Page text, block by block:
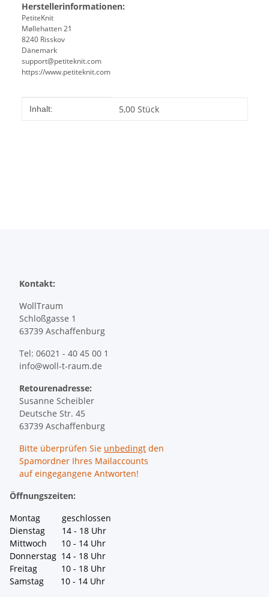
Herstellerinformationen:
PetiteKnit
Møllehatten 21
8240 Risskov
Dänemark
support@petiteknit.com
https://www.petiteknit.com
Produkteigenschaft
Wert
Inhalt: 5,00 Stück
Kontakt:
WollTraum
Schloßgasse 1
63739 Aschaffenburg
Tel: 06021 - 40 45 00 1
info@woll-t-raum.de
Retourenadresse:
Susanne Scheibler
Deutsche Str. 45
63739 Aschaffenburg
Bitte überprüfen Sie unbedingt den
Spamordner Ihres Mailaccounts
auf eingegangene Antworten!
Öffnungszeiten:
Montag geschlossen
Dienstag 14 - 18 Uhr
Mittwoch 10 - 14 Uhr
Donnerstag 14 - 18 Uhr
Freitag 10 - 18 Uhr
Samstag 10 - 14 Uhr